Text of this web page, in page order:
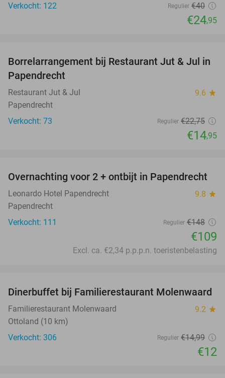
Verkocht: 122
Regulier €40
€24,95
34%
Borrelarrangement bij Restaurant Jut & Jul in
Papendrecht
Restaurant Jut & Jul 9.6 star
Papendrecht
Verkocht: 73
Regulier €22,75
€14,95
26%
Overnachting voor 2 + ontbijt in Papendrecht
Leonardo Hotel Papendrecht 9.8 star
Papendrecht
Verkocht: 111
Regulier €148
€109
Excl. ca. €2,34 p.p.p.n. toeristenbelasting
20%
Dinerbuffet bij Familierestaurant Molenwaard
Familierestaurant Molenwaard 9.2 star
Ottoland (10 km)
Verkocht: 306
Regulier €14,99
€12